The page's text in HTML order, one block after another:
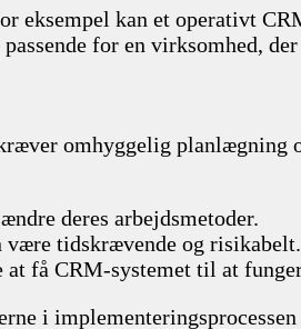
eksempel kan et operativt
for en virksomhed,
omhyggelig
deres arbejdsmetoder.
være tidskrævende og risikabelt.
få CRM-systemet til at
i